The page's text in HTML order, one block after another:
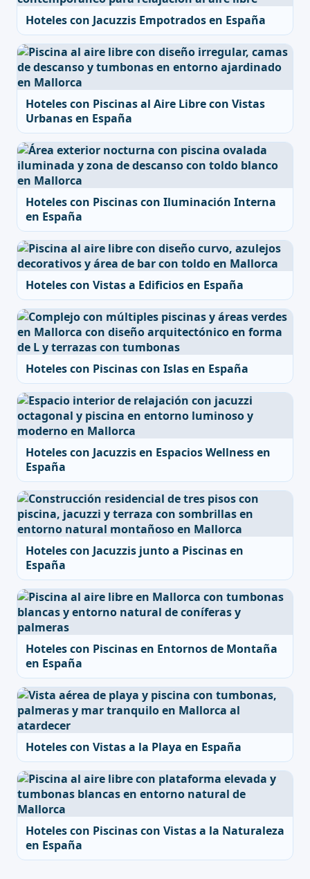
Hoteles con Jacuzzis Empotrados en España
Hoteles con Piscinas al Aire Libre con Vistas
Urbanas en España
Hoteles con Piscinas con Iluminación Interna
en España
Hoteles con Vistas a Edificios en España
Hoteles con Piscinas con Islas en España
Hoteles con Jacuzzis en Espacios Wellness en
España
Hoteles con Jacuzzis junto a Piscinas en
España
Hoteles con Piscinas en Entornos de Montaña
en España
Hoteles con Vistas a la Playa en España
Hoteles con Piscinas con Vistas a la Naturaleza
en España